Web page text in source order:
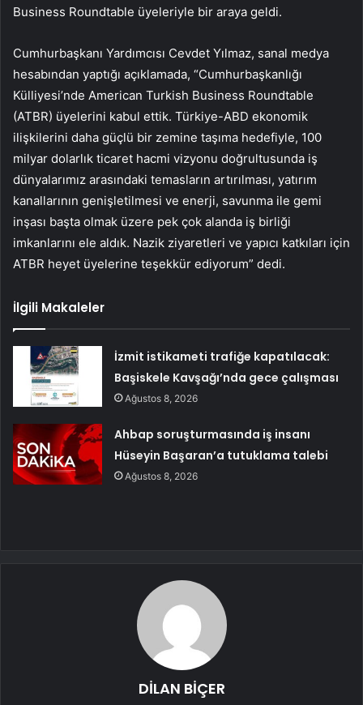
Business Roundtable üyeleriyle bir araya geldi.
Cumhurbaşkanı Yardımcısı Cevdet Yılmaz, sanal medya
hesabından yaptığı açıklamada, “Cumhurbaşkanlığı
Külliyesi’nde American Turkish Business Roundtable
(ATBR) üyelerini kabul ettik. Türkiye-ABD ekonomik
ilişkilerini daha güçlü bir zemine taşıma hedefiyle, 100
milyar dolarlık ticaret hacmi vizyonu doğrultusunda iş
dünyalarımız arasındaki temasların artırılması, yatırım
kanallarının genişletilmesi ve enerji, savunma ile gemi
inşası başta olmak üzere pek çok alanda iş birliği
imkanlarını ele aldık. Nazik ziyaretleri ve yapıcı katkıları için
ATBR heyet üyelerine teşekkür ediyorum” dedi.
İlgili Makaleler
İzmit istikameti trafiğe kapatılacak:
Başiskele Kavşağı’nda gece çalışması
Ağustos 8, 2026
Ahbap soruşturmasında iş insanı
Hüseyin Başaran’a tutuklama talebi
Ağustos 8, 2026
DİLAN BİÇER